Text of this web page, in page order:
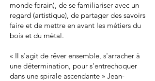
monde forain), de se familiariser avec un
regard (artistique), de partager des savoirs
faire et de mettre en avant les métiers du
bois et du métal.
« Il s'agit de rêver ensemble, s'arracher à
une détermination, pour s'entrechoquer
dans une spirale ascendante » Jean-